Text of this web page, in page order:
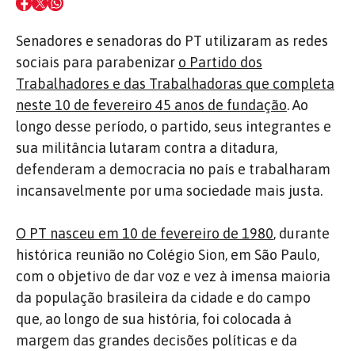
Senadores e senadoras do PT utilizaram as redes
sociais para parabenizar o Partido dos
Trabalhadores e das Trabalhadoras que completa
neste 10 de fevereiro 45 anos de fundação. Ao
longo desse período, o partido, seus integrantes e
sua militância lutaram contra a ditadura,
defenderam a democracia no país e trabalharam
incansavelmente por uma sociedade mais justa.
O PT nasceu em 10 de fevereiro de 1980, durante
histórica reunião no Colégio Sion, em São Paulo,
com o objetivo de dar voz e vez à imensa maioria
da população brasileira da cidade e do campo
que, ao longo de sua história, foi colocada à
margem das grandes decisões políticas e da